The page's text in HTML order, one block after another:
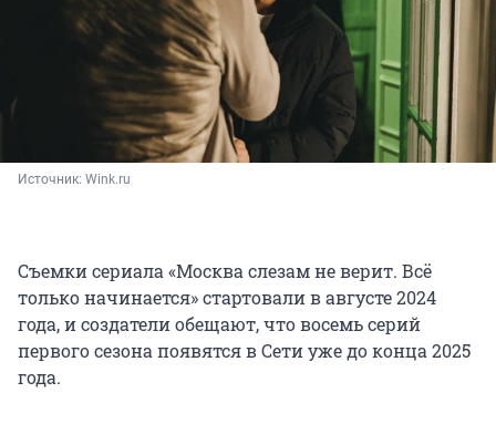
Источник: Wink.ru
Съемки сериала «Москва слезам не верит. Всё
только начинается» стартовали в августе 2024
года, и создатели обещают, что восемь серий
первого сезона появятся в Сети уже до конца 2025
года.